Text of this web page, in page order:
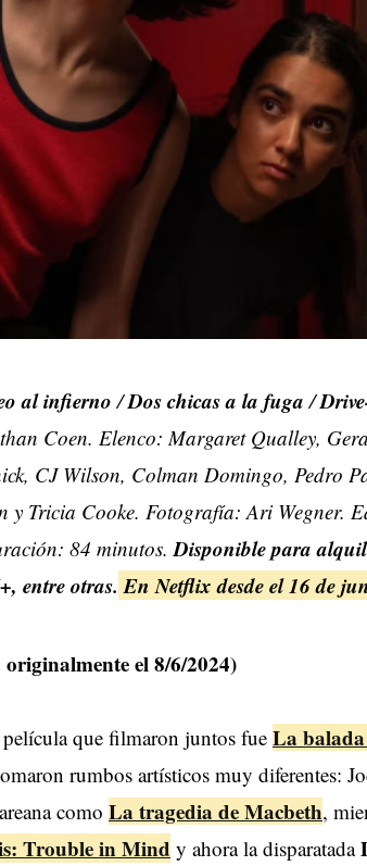
al infierno/Dos chicas a la fuga /
Coen. Elenco: Margaret Qualley,
CJ Wilson, Colman Domingo, Pedro
y Tricia Cooke. Fotografía: Ari Wegner.
84 minutos. Disponible para
entre otras. En Netflix desde el 16 de
el 8/6/2024)
que filmaron juntos fueLa
rumbos artísticos muy diferentes:
como La tragedia de Macbeth,
Trouble in Mind y ahora la disparatada